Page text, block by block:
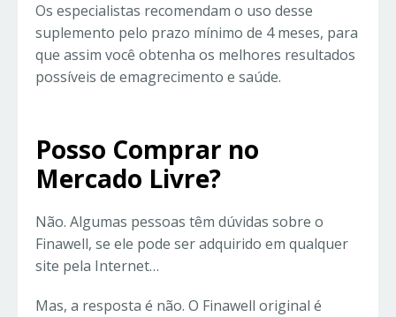
Os especialistas recomendam o uso desse
suplemento pelo prazo mínimo de 4 meses, para
que assim você obtenha os melhores resultados
possíveis de emagrecimento e saúde.
Posso Comprar no
Mercado Livre?
Não. Algumas pessoas têm dúvidas sobre o
Finawell, se ele pode ser adquirido em qualquer
site pela Internet…
Mas, a resposta é não. O Finawell original é